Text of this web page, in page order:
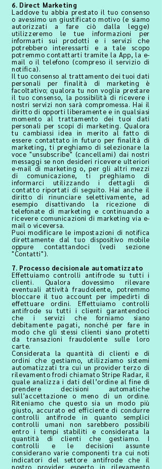
6. Direct Marketing
Laddove tu abbia prestato il tuo consenso
o avessimo un giustificato motivo (e siamo
autorizzati a fare ciò dalla legge)
utilizzeremo le tue informazioni per
informarti sui prodotti e i servizi che
potrebbero interessarti e a tale scopo
potremmo contattarti tramite la App, la e-
mail o il telefono (compreso il servizio di
notifica).
Il tuo consenso al trattamento dei tuoi dati
personali per finalità di marketing è
facoltativo; qualora tu non voglia prestare
il tuo consenso, la possibilità di ricevere i
nostri servizi non sarà compromessa. Hai il
diritto di opporti liberamente e in qualsiasi
momento al trattamento dei tuoi dati
personali per scopi di marketing. Qualora
tu cambiassi idea in merito al fatto di
essere contattato in futuro per finalità di
marketing, ti preghiamo di selezionare la
voce "unsubscribe" (cancellami) dai nostri
messaggi se non desideri ricevere ulteriori
e-mail di marketing o, per gli altri mezzi
di comunicazione, ti preghiamo di
informarci utilizzando i dettagli di
contatto riportati di seguito. Hai anche il
diritto di rinunciare selettivamente, ad
esempio disattivando la ricezione di
telefonate di marketing e continuando a
ricevere comunicazioni di marketing via e-
mail o viceversa.
Puoi modificare le impostazioni di notifica
direttamente dal tuo dispositivo mobile
oppure contattandoci (vedi sezione
"Contatti").
7. Processo decisionale automatizzato
Effettuiamo controlli antifrode su tutti i
clienti. Qualora dovessimo rilevare
eventuali attività fraudolente, potremmo
bloccare il tuo account per impedirti di
effettuare ordini. Effettuiamo controlli
antifrode su tutti i clienti garantendoci
che i servizi che forniamo siano
debitamente pagati, nonché per fare in
modo che gli stessi clienti siano protetti
da transazioni fraudolente sulle loro
carte.
Considerata la quantità di clienti e di
ordini che gestiamo, utilizziamo sistemi
automatizzati tra cui un provider terzo di
rilevamento frodi chiamato Stripe Radar, il
quale analizza i dati dell’ordine al fine di
prendere decisioni automatiche
sull'accettazione o meno di un ordine.
Riteniamo che questo sia un modo più
giusto, accurato ed efficiente di condurre
controlli antifrode in quanto semplici
controlli umani non sarebbero possibili
entro i tempi stabiliti e considerata la
quantità di clienti che gestiamo. I
controlli e le decisioni assunte
considerano varie componenti tra cui noti
indicatori del settore antifrode che il
nostro provider esperto in rilevamento